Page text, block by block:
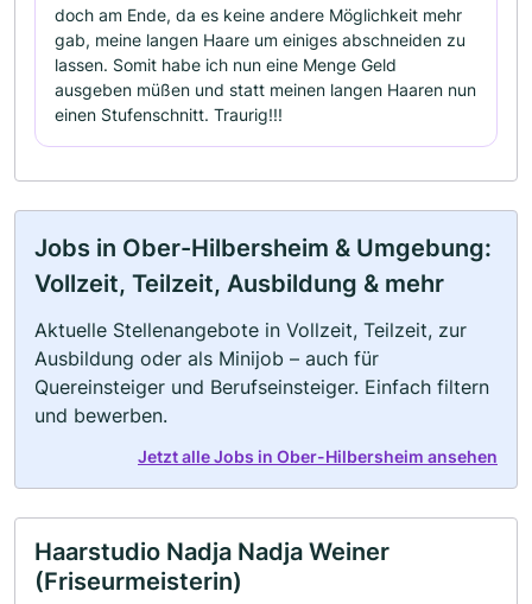
doch am Ende, da es keine andere Möglichkeit mehr
gab, meine langen Haare um einiges abschneiden zu
lassen. Somit habe ich nun eine Menge Geld
ausgeben müßen und statt meinen langen Haaren nun
einen Stufenschnitt. Traurig!!!
Jobs in Ober-Hilbersheim & Umgebung:
Vollzeit, Teilzeit, Ausbildung & mehr
Aktuelle Stellenangebote in Vollzeit, Teilzeit, zur
Ausbildung oder als Minijob – auch für
Quereinsteiger und Berufseinsteiger. Einfach filtern
und bewerben.
Jetzt alle Jobs in Ober-Hilbersheim ansehen
Haarstudio Nadja Nadja Weiner
(Friseurmeisterin)